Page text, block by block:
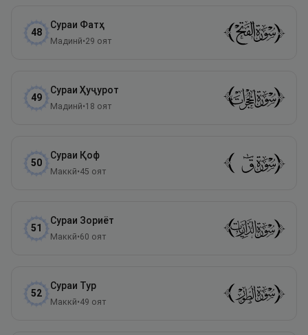
48
Сураи Фатҳ
Мадинӣ•29 оят
49
Сураи Ҳуҷурот
Мадинӣ•18 оят
50
Сураи Қоф
Маккӣ•45 оят
51
Сураи Зориёт
Маккӣ•60 оят
52
Сураи Тур
Маккӣ•49 оят